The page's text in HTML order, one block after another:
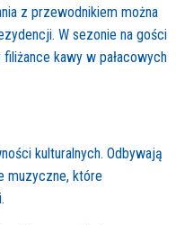
z przewodnikiem można
W sezonie na gości
kawy w pałacowych
kulturalnych. Odbywają
muzyczne, które